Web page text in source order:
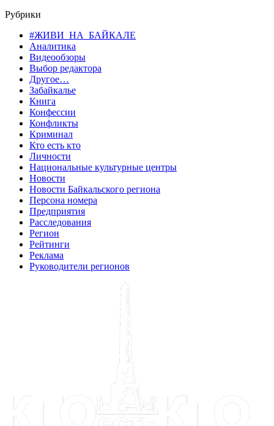
Рубрики
#ЖИВИ_НА_БАЙКАЛЕ
Аналитика
Видеообзоры
Выбор редактора
Другое…
Забайкалье
Книга
Конфессии
Конфликты
Криминал
Кто есть кто
Личности
Национальные культурные центры
Новости
Новости Байкальского региона
Персона номера
Предприятия
Расследования
Регион
Рейтинги
Реклама
Руководители регионов